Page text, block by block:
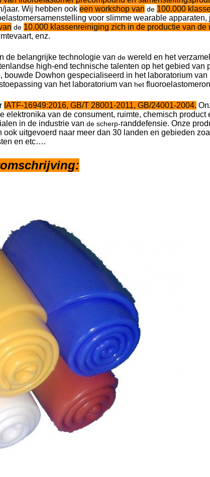
jaar. Wij hebben ook een workshop van de 100.000
voor slimme wearable
de 10.000 klassenreiniging zich in de productie van de
enz.
de belangrijke technologie van de wereld en het
high-end technische talenten op het gebied van
bouwde Dowhon gespecialiseerd in het laboratorium
van het laboratorium van het
IATF-16949:2016, GB/T 28001-2011, GB/24001-2004.
elektronika van de consument, ruimte, chemisch
in de industrie van de scherp-randdefensie. Onze
uitgevoerd naar meer dan 30 landen en gebieden
en etc….